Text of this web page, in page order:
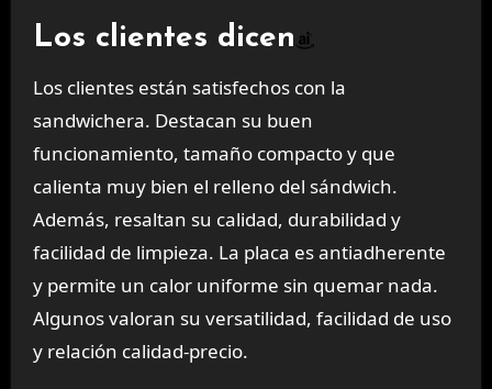
Los clientes dicen
Los clientes están satisfechos con la
sandwichera. Destacan su buen
funcionamiento, tamaño compacto y que
calienta muy bien el relleno del sándwich.
Además, resaltan su calidad, durabilidad y
facilidad de limpieza. La placa es antiadherente
y permite un calor uniforme sin quemar nada.
Algunos valoran su versatilidad, facilidad de uso
y relación calidad-precio.